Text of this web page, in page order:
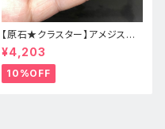
【原石★クラスター】アメジスト
★ハート形★cp-071天然石パ
ワーストーン★インテリア置物
¥4,203
10%OFF